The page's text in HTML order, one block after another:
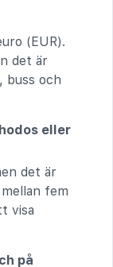
(EUR).
det är
buss och
eller
det är
fem
visa
på